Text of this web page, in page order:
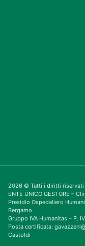
2026 © Tutti i diritti riservati
ENTE UNICO GESTORE –
Presidio Ospedaliero
Bergamo
Gruppo IVA Humanitas – P.
Posta certificata:
Castoldi